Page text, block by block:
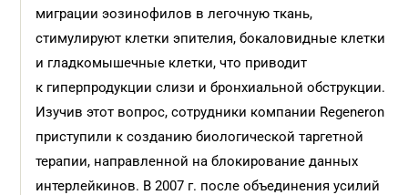
миграции эозинофилов в легочную ткань,
стимулируют клетки эпителия, бокаловидные клетки
и гладкомышечные клетки, что приводит
к гиперпродукции слизи и бронхиальной обструкции.
Изучив этот вопрос, сотрудники компании Regeneron
приступили к созданию биологической таргетной
терапии, направленной на блокирование данных
интерлейкинов. В 2007 г. после объединения усилий